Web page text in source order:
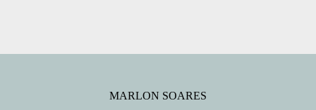
MARLON SOARES